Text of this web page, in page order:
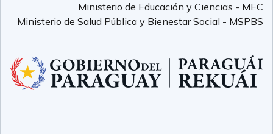
Ministerio de Educación y Ciencias - MEC
Ministerio de Salud Pública y Bienestar Social - MSPBS